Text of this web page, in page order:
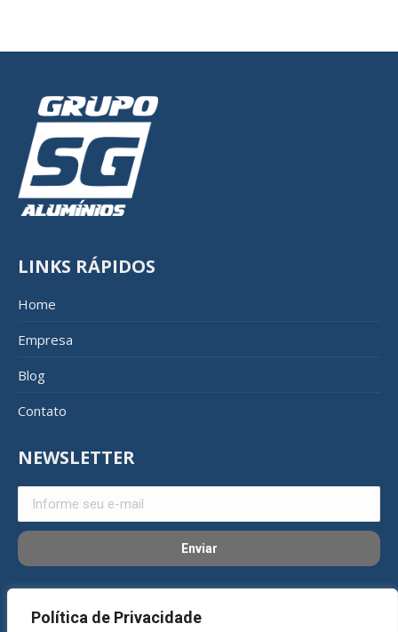
Política de Privacidade
LINKS RÁPIDOS
Home
Empresa
Blog
Contato
NEWSLETTER
REDES SOCIAIS